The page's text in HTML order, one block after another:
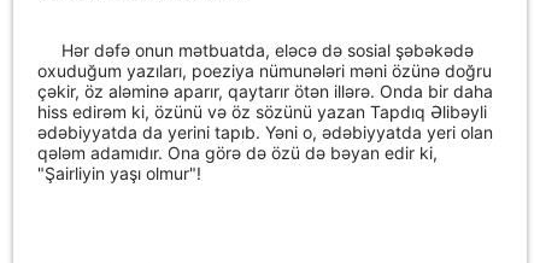
Hər dəfə onun mətbuatda, eləcə də sosial şəbəkədə
oxuduğum yazıları, poeziya nümunələri məni özünə doğru
çəkir, öz aləminə aparır, qaytarır ötən illərə. Onda bir daha
hiss edirəm ki, özünü və öz sözünü yazan Tapdıq Əlibəyli
ədəbiyyatda da yerini tapıb. Yəni o, ədəbiyyatda yeri olan
qələm adamıdır. Ona görə də özü də bəyan edir ki,
"Şairliyin yaşı olmur"!